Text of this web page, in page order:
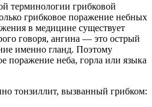
терминологии грибковой
грибковое поражение небных
в медицине существует
говоря, ангина — это острый
именно гланд. Поэтому
поражение неба, горла или языка
тонзиллит, вызванный грибком: